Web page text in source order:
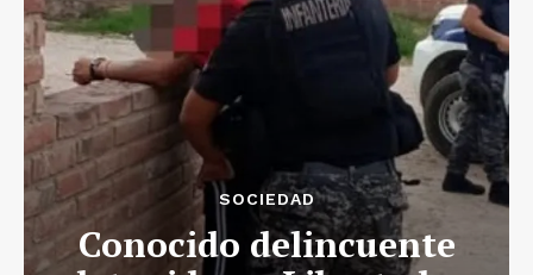
SOCIEDAD
Conocido delincuente